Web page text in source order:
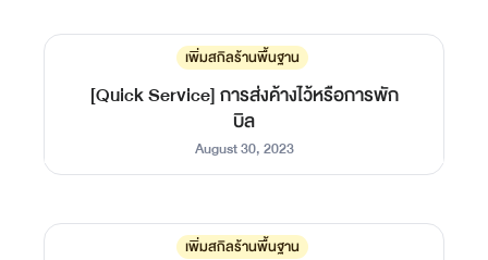
เพิ่มสกิลร้านพื้นฐาน
[Quick Service] การส่งค้างไว้หรือการพัก
บิล
August 30, 2023
เพิ่มสกิลร้านพื้นฐาน